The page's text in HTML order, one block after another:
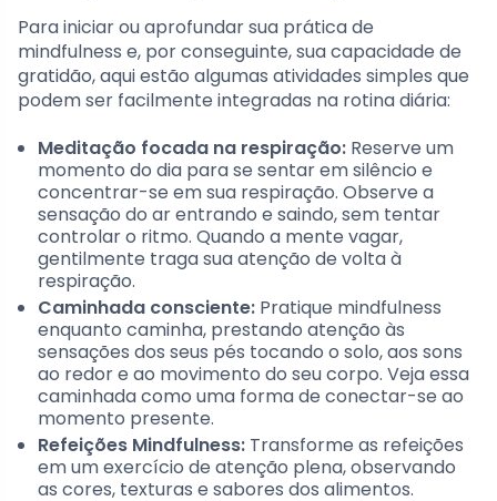
Para iniciar ou aprofundar sua prática de
mindfulness e, por conseguinte, sua capacidade de
gratidão, aqui estão algumas atividades simples que
podem ser facilmente integradas na rotina diária:
Meditação focada na respiração: Reserve um
momento do dia para se sentar em silêncio e
concentrar-se em sua respiração. Observe a
sensação do ar entrando e saindo, sem tentar
controlar o ritmo. Quando a mente vagar,
gentilmente traga sua atenção de volta à
respiração.
Caminhada consciente: Pratique mindfulness
enquanto caminha, prestando atenção às
sensações dos seus pés tocando o solo, aos sons
ao redor e ao movimento do seu corpo. Veja essa
caminhada como uma forma de conectar-se ao
momento presente.
Refeições Mindfulness: Transforme as refeições
em um exercício de atenção plena, observando
as cores, texturas e sabores dos alimentos.